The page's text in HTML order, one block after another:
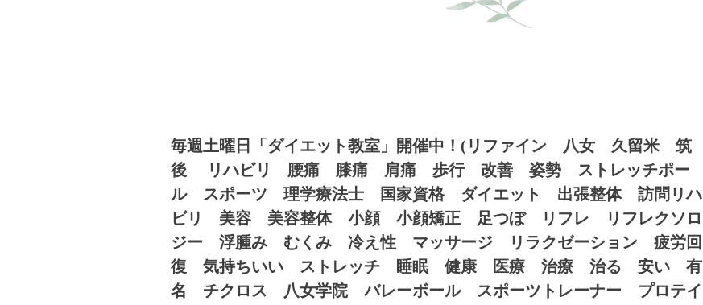
毎週土曜日「ダイエット教室」開催中！(リファイン 八女 久留米 筑
後 リハビリ 腰痛 膝痛 肩痛 歩行 改善 姿勢 ストレッチポー
ル スポーツ 理学療法士 国家資格 ダイエット 出張整体 訪問リハ
ビリ 美容 美容整体 小顔 小顔矯正 足つぼ リフレ リフレクソロ
ジー 浮腫み むくみ 冷え性 マッサージ リラクゼーション 疲労回
復 気持ちいい ストレッチ 睡眠 健康 医療 治療 治る 安い 有
名 チクロス 八女学院 バレーボール スポーツトレーナー プロテイ